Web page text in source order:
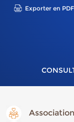
Exporter en PDF